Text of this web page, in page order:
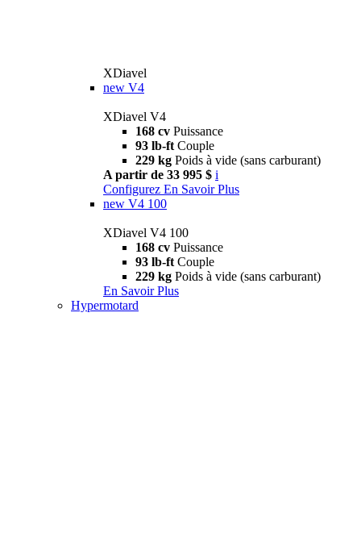
XDiavel
new V4
XDiavel V4
168 cv Puissance
93 lb-ft Couple
229 kg Poids à vide (sans carburant)
A partir de 33 995 $ i
Configurez En Savoir Plus
new V4 100
XDiavel V4 100
168 cv Puissance
93 lb-ft Couple
229 kg Poids à vide (sans carburant)
En Savoir Plus
Hypermotard